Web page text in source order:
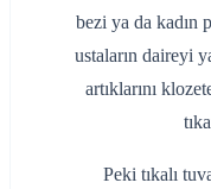
bezi ya da kadın
ustaların daireyi
artıklarını
Peki tıkalı